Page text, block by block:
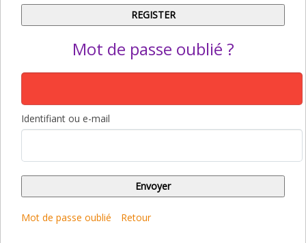
Mot de passe oublié ?
Identifiant ou e-mail
Mot de passe oublié Retour